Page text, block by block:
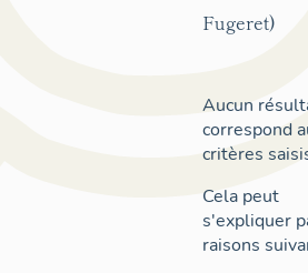
Fugeret)
Aucun
correspond
critères
Cela peut
s'expliquer
raisons